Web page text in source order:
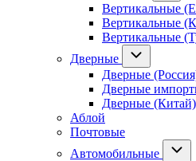
Вертикальные
Вертикальные
Вертикальные
Дверные
Дверные
Дверные
Дверные (Китай)
Аблой
Почтовые
Автомобильные